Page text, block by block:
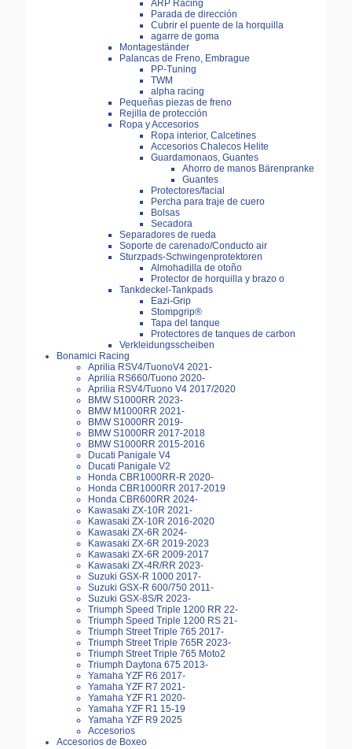
ARP Racing
Parada de dirección
Cubrir el puente de la horquilla
agarre de goma
Montageständer
Palancas de Freno, Embrague
PP-Tuning
TWM
alpha racing
Pequeñas piezas de freno
Rejilla de protección
Ropa y Accesorios
Ropa interior, Calcetines
Accesorios Chalecos Helite
Guardamonaos, Guantes
Ahorro de manos Bärenpranke
Guantes
Protectores/facial
Percha para traje de cuero
Bolsas
Secadora
Separadores de rueda
Soporte de carenado/Conducto air
Sturzpads-Schwingenprotektoren
Almohadilla de otoño
Protector de horquilla y brazo o
Tankdeckel-Tankpads
Eazi-Grip
Stompgrip®
Tapa del tanque
Protectores de tanques de carbon
Verkleidungsscheiben
Bonamici Racing
Aprilia RSV4/TuonoV4 2021-
Aprilia RS660/Tuono 2020-
Aprilia RSV4/Tuono V4 2017/2020
BMW S1000RR 2023-
BMW M1000RR 2021-
BMW S1000RR 2019-
BMW S1000RR 2017-2018
BMW S1000RR 2015-2016
Ducati Panigale V4
Ducati Panigale V2
Honda CBR1000RR-R 2020-
Honda CBR1000RR 2017-2019
Honda CBR600RR 2024-
Kawasaki ZX-10R 2021-
Kawasaki ZX-10R 2016-2020
Kawasaki ZX-6R 2024-
Kawasaki ZX-6R 2019-2023
Kawasaki ZX-6R 2009-2017
Kawasaki ZX-4R/RR 2023-
Suzuki GSX-R 1000 2017-
Suzuki GSX-R 600/750 2011-
Suzuki GSX-8S/R 2023-
Triumph Speed Triple 1200 RR 22-
Triumph Speed Triple 1200 RS 21-
Triumph Street Triple 765 2017-
Triumph Street Triple 765R 2023-
Triumph Street Triple 765 Moto2
Triumph Daytona 675 2013-
Yamaha YZF R6 2017-
Yamaha YZF R7 2021-
Yamaha YZF R1 2020-
Yamaha YZF R1 15-19
Yamaha YZF R9 2025
Accesorios
Accesorios de Boxeo